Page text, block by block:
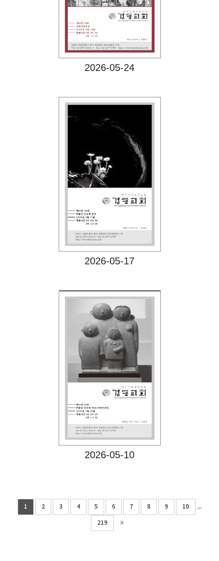
2026-05-24
2026-05-17
Views
2026-05-10
1 2 3 4 5 6 7 8 9 10 ...
219